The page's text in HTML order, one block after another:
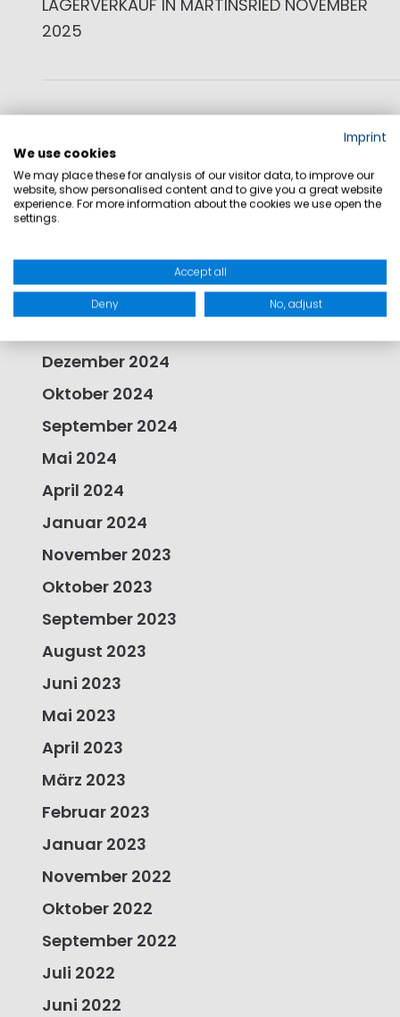
LAGERVERKAUF IN MARTINSRIED NOVEMBER
2025
März 2026
Februar 2026
Dezember 2025
Oktober 2025
August 2025
Dezember 2024
Oktober 2024
September 2024
Mai 2024
April 2024
Januar 2024
November 2023
Oktober 2023
September 2023
August 2023
Juni 2023
Mai 2023
April 2023
März 2023
Februar 2023
Januar 2023
November 2022
Oktober 2022
September 2022
Juli 2022
Juni 2022
Imprint
We use cookies
We may place these for analysis of our visitor data, to improve our
website, show personalised content and to give you a great website
experience. For more information about the cookies we use open the
settings.
Accept all
Deny No, adjust